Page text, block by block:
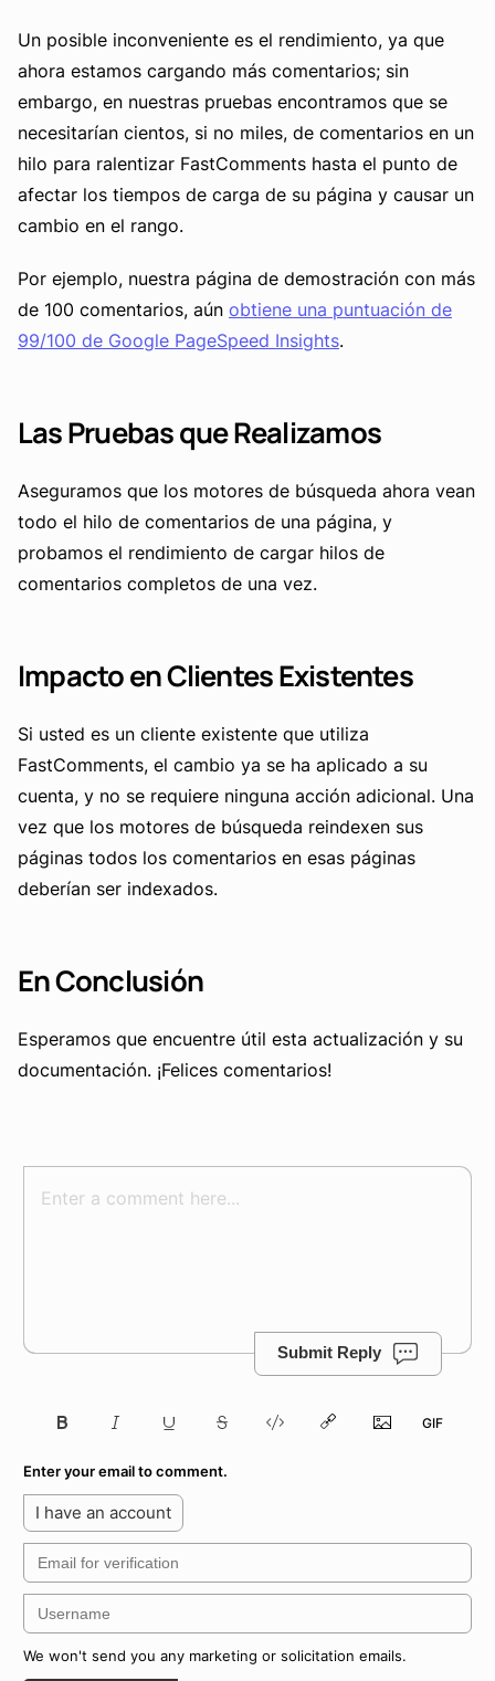
Un posible inconveniente es el rendimiento, ya que
ahora estamos cargando más comentarios; sin
embargo, en nuestras pruebas encontramos que se
necesitarían cientos, si no miles, de comentarios en un
hilo para ralentizar FastComments hasta el punto de
afectar los tiempos de carga de su página y causar un
cambio en el rango.
Por ejemplo, nuestra página de demostración con más
de 100 comentarios, aún obtiene una puntuación de
99/100 de Google PageSpeed Insights.
Las Pruebas que Realizamos
Aseguramos que los motores de búsqueda ahora vean
todo el hilo de comentarios de una página, y
probamos el rendimiento de cargar hilos de
comentarios completos de una vez.
Impacto en Clientes Existentes
Si usted es un cliente existente que utiliza
FastComments, el cambio ya se ha aplicado a su
cuenta, y no se requiere ninguna acción adicional. Una
vez que los motores de búsqueda reindexen sus
páginas todos los comentarios en esas páginas
deberían ser indexados.
En Conclusión
Esperamos que encuentre útil esta actualización y su
documentación. ¡Felices comentarios!
Submit Reply
Enter your email to comment.
I have an account
We won't send you any marketing or solicitation emails.